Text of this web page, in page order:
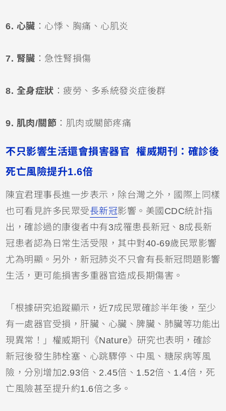
6. 心臟 ：心悸、胸痛、心肌炎
7. 腎臟 ：急性腎損傷
8. 全身症狀 ：疲勞、多系統發炎症後群
9. 肌肉/關節 ：肌肉或關節疼痛
不只影響生活還會損害器官 權威期刊：確診後
死亡風險提升1.6倍
陳宜君理事長進一步表示，除台灣之外，國際上同樣
也可看見許多民眾受長新冠影響。美國CDC統計指
出，確診過的康復者中有3成罹患長新冠、8成長新
冠患者認為日常生活受限，其中對40-69歲民眾影響
尤為明顯。另外，新冠肺炎不只會有長新冠問題影響
生活，更可能損害多重器官造成長期傷害。
「根據研究追蹤顯示，近7成民眾確診半年後，至少
有一處器官受損，肝臟、心臟、脾臟、肺臟等功能出
現異常！」權威期刊《Nature》研究也表明，確診
新冠後發生肺栓塞、心跳驟停、中風、糖尿病等風
險，分別增加2.93倍、2.45倍、1.52倍、1.4倍，死
亡風險甚至提升約1.6倍之多。